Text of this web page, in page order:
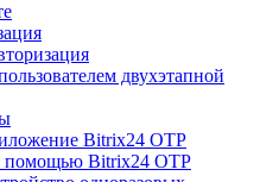
двухэтапной
Bitrix24 OTP
помощью Bitrix24 OTP